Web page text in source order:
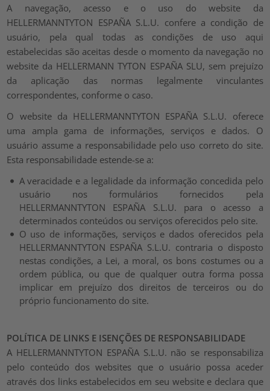
A navegação, acesso e o uso do website da
HELLERMANNTYTON ESPAÑA S.L.U. confere a condição de
usuário, pela qual todas as condições de uso aqui
estabelecidas são aceitas desde o momento da navegação no
website da HELLERMANN TYTON ESPAÑA SLU, sem prejuízo
da aplicação das normas legalmente vinculantes
correspondentes, conforme o caso.
O website da HELLERMANNTYTON ESPAÑA S.L.U. oferece
uma ampla gama de informações, serviços e dados. O
usuário assume a responsabilidade pelo uso correto do site.
Esta responsabilidade estende-se a:
A veracidade e a legalidade da informação concedida pelo
usuário nos formulários fornecidos pela
HELLERMANNTYTON ESPAÑA S.L.U. para o acesso a
determinados conteúdos ou serviços oferecidos pelo site.
O uso de informações, serviços e dados oferecidos pela
HELLERMANNTYTON ESPAÑA S.L.U. contraria o disposto
nestas condições, a Lei, a moral, os bons costumes ou a
ordem pública, ou que de qualquer outra forma possa
implicar em prejuízo dos direitos de terceiros ou do
próprio funcionamento do site.
POLÍTICA DE LINKS E ISENÇÕES DE RESPONSABILIDADE
A HELLERMANNTYTON ESPAÑA S.L.U. não se responsabiliza
pelo conteúdo dos websites que o usuário possa aceder
através dos links estabelecidos em seu website e declara que